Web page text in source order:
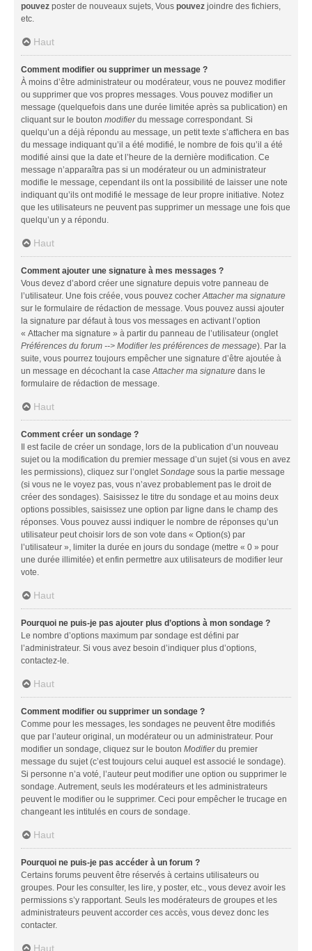
pouvez poster de nouveaux sujets, Vous pouvez joindre des fichiers,
etc.
Haut
Comment modifier ou supprimer un message ?
À moins d’être administrateur ou modérateur, vous ne pouvez modifier
ou supprimer que vos propres messages. Vous pouvez modifier un
message (quelquefois dans une durée limitée après sa publication) en
cliquant sur le bouton modifierdu message correspondant. Si
quelqu’un a déjà répondu au message, un petit texte s’affichera en bas
du message indiquant qu’il a été modifié, le nombre de fois qu’il a été
modifié ainsi que la date et l’heure de la dernière modification. Ce
message n’apparaîtra pas si un modérateur ou un administrateur
modifie le message, cependant ils ont la possibilité de laisser une note
indiquant qu’ils ont modifié le message de leur propre initiative. Notez
que les utilisateurs ne peuvent pas supprimer un message une fois que
quelqu’un y a répondu.
Haut
Comment ajouter une signature à mes messages ?
Vous devez d’abord créer une signature depuis votre panneau de
l’utilisateur. Une fois créée, vous pouvez cocherAttacher ma signature
sur le formulaire de rédaction de message. Vous pouvez aussi ajouter
la signature par défaut à tous vos messages en activant l’option
« Attacher ma signature » à partir du panneau de l’utilisateur (onglet
Préférences du forum --> Modifier les préférences de message). Par la
suite, vous pourrez toujours empêcher une signature d’être ajoutée à
un message en décochant la caseAttacher ma signature dans le
formulaire de rédaction de message.
Haut
Comment créer un sondage ?
Il est facile de créer un sondage, lors de la publication d’un nouveau
sujet ou la modification du premier message d’un sujet (si vous en avez
les permissions), cliquez sur l’ongletSondage sous la partie message
(si vous ne le voyez pas, vous n’avez probablement pas le droit de
créer des sondages). Saisissez le titre du sondage et au moins deux
options possibles, saisissez une option par ligne dans le champ des
réponses. Vous pouvez aussi indiquer le nombre de réponses qu’un
utilisateur peut choisir lors de son vote dans « Option(s) par
l’utilisateur », limiter la durée en jours du sondage (mettre « 0 » pour
une durée illimitée) et enfin permettre aux utilisateurs de modifier leur
vote.
Haut
Pourquoi ne puis-je pas ajouter plus d’options à mon sondage ?
Le nombre d’options maximum par sondage est défini par
l’administrateur. Si vous avez besoin d’indiquer plus d’options,
contactez-le.
Haut
Comment modifier ou supprimer un sondage ?
Comme pour les messages, les sondages ne peuvent être modifiés
que par l’auteur original, un modérateur ou un administrateur. Pour
modifier un sondage, cliquez sur le bouton Modifierdu premier
message du sujet (c’est toujours celui auquel est associé le sondage).
Si personne n’a voté, l’auteur peut modifier une option ou supprimer le
sondage. Autrement, seuls les modérateurs et les administrateurs
peuvent le modifier ou le supprimer. Ceci pour empêcher le trucage en
changeant les intitulés en cours de sondage.
Haut
Pourquoi ne puis-je pas accéder à un forum ?
Certains forums peuvent être réservés à certains utilisateurs ou
groupes. Pour les consulter, les lire, y poster, etc., vous devez avoir les
permissions s’y rapportant. Seuls les modérateurs de groupes et les
administrateurs peuvent accorder ces accès, vous devez donc les
contacter.
Haut